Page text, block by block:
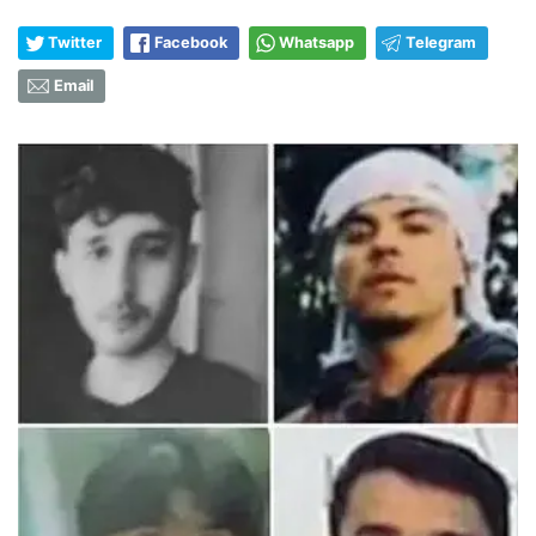
Twitter Facebook Whatsapp Telegram
Email